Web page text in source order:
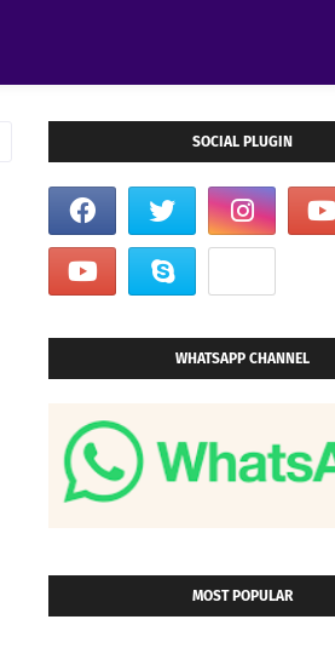
SOCIAL PLUGIN
WHATSAPP CHANNEL
MOST POPULAR